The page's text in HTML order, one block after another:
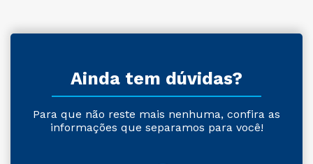
Ainda tem dúvidas?
Para que não reste mais nenhuma, confira as
informações que separamos para você!